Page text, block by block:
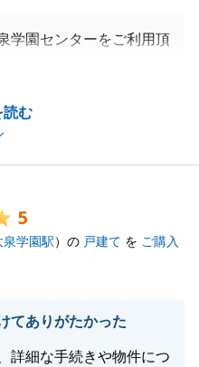
読む
学園センターをご利用頂
ましたが、無事にご希望
私もうれしく思います。
ございましたらお気軽に
5
泉学園駅）の 戸建て を ご購入
てありがたかった
詳細な手続きや物件につ